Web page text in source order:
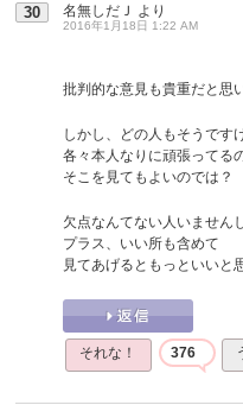
30 名無しだＪ より
2016年1月18日 1:22 AM
批判的な意見も貴重だと思
しかし、どの人もそうです
各々本人なりに頑張ってる
そこを見てもよいのでは？
欠点なんてない人いません
プラス、いい所も含めて
見てあげるともっといいと
それな！ 376